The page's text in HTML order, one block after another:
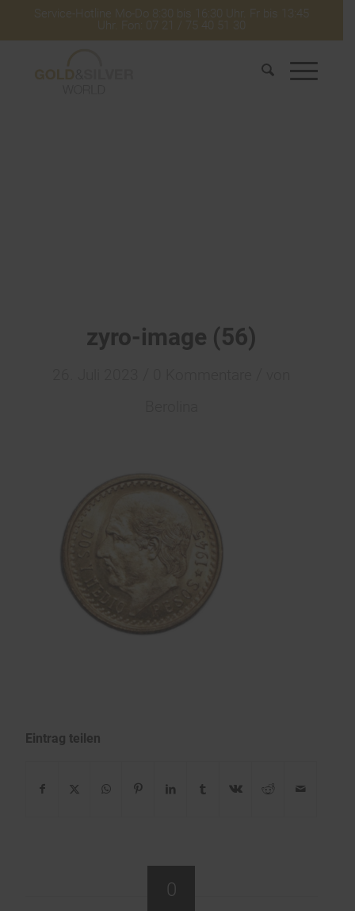
Service-Hotline Mo-Do 8:30 bis 16:30 Uhr. Fr bis 13:45
Uhr. Fon: 07 21 / 75 40 51 30
zyro-image (56)
Eintrag teilen
0